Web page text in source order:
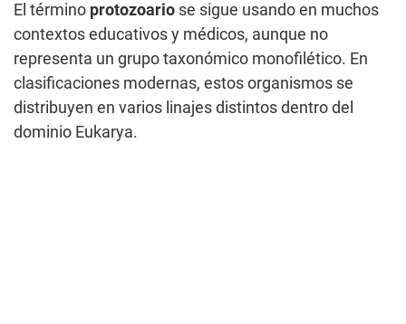
El término protozoario se sigue usando en muchos
contextos educativos y médicos, aunque no
representa un grupo taxonómico monofilético. En
clasificaciones modernas, estos organismos se
distribuyen en varios linajes distintos dentro del
dominio Eukarya.